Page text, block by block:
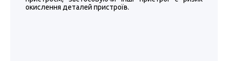
окислення деталей пристроїв.